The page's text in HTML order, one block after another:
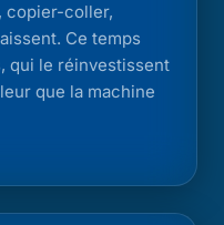
copier-coller,
Ce temps
qui le réinvestissent
que la machine